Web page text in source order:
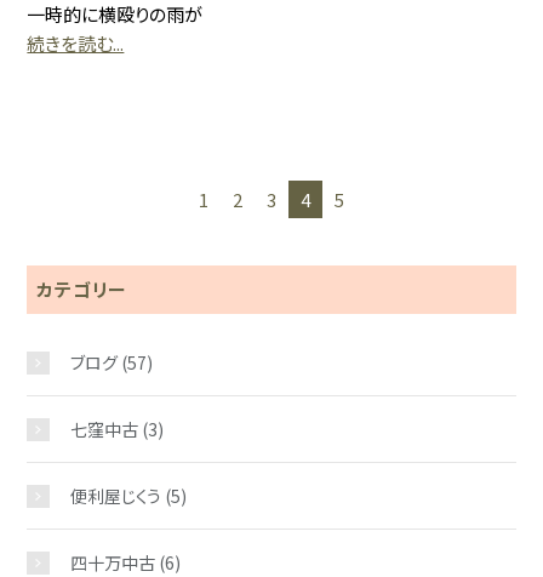
一時的に横殴りの雨が
続きを読む...
1 2 3 4 5
カテゴリー
ブログ(57)
七窪中古 (3)
便利屋じくう (5)
四十万中古 (6)